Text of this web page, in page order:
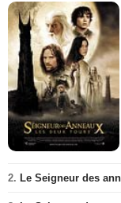
2. Le Seigneur des